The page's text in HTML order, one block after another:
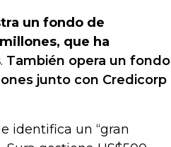
un fondo de
que ha
. También opera un fondo
junto con Credicorp
identifica un “gran